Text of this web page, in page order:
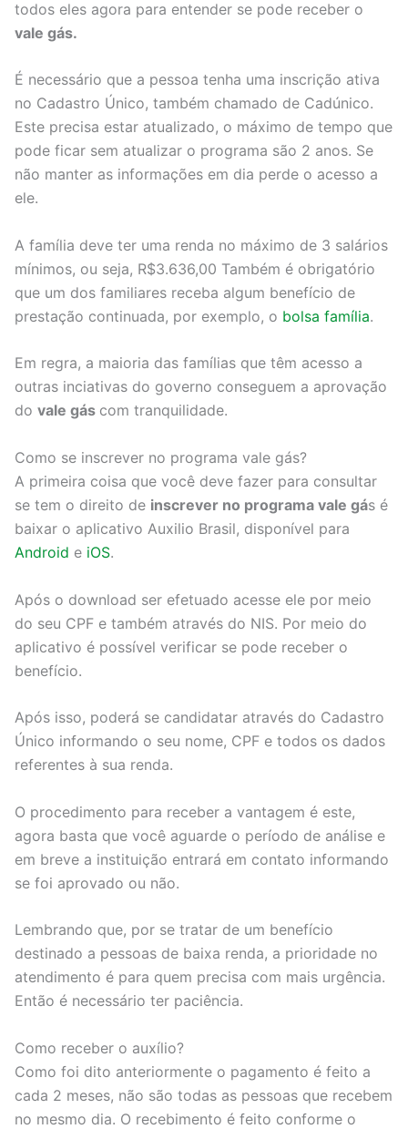
todos eles agora para entender se pode receber o
vale gás.
É necessário que a pessoa tenha uma inscrição ativa
no Cadastro Único, também chamado de Cadúnico.
Este precisa estar atualizado, o máximo de tempo que
pode ficar sem atualizar o programa são 2 anos. Se
não manter as informações em dia perde o acesso a
ele.
A família deve ter uma renda no máximo de 3 salários
mínimos, ou seja, R$3.636,00 Também é obrigatório
que um dos familiares receba algum benefício de
prestação continuada, por exemplo, o bolsa família.
Em regra, a maioria das famílias que têm acesso a
outras inciativas do governo conseguem a aprovação
do vale gás com tranquilidade.
Como se inscrever no programa vale gás?
A primeira coisa que você deve fazer para consultar
se tem o direito de inscrever no programa vale gás é
baixar o aplicativo Auxilio Brasil, disponível para
Android e iOS.
Após o download ser efetuado acesse ele por meio
do seu CPF e também através do NIS. Por meio do
aplicativo é possível verificar se pode receber o
benefício.
Após isso, poderá se candidatar através do Cadastro
Único informando o seu nome, CPF e todos os dados
referentes à sua renda.
O procedimento para receber a vantagem é este,
agora basta que você aguarde o período de análise e
em breve a instituição entrará em contato informando
se foi aprovado ou não.
Lembrando que, por se tratar de um benefício
destinado a pessoas de baixa renda, a prioridade no
atendimento é para quem precisa com mais urgência.
Então é necessário ter paciência.
Como receber o auxílio?
Como foi dito anteriormente o pagamento é feito a
cada 2 meses, não são todas as pessoas que recebem
no mesmo dia. O recebimento é feito conforme o